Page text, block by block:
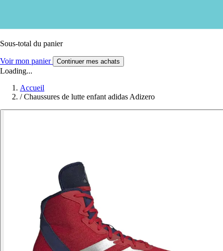
Sous-total du panier
Voir mon panier Continuer mes achats
Loading...
Accueil
/ Chaussures de lutte enfant adidas Adizero